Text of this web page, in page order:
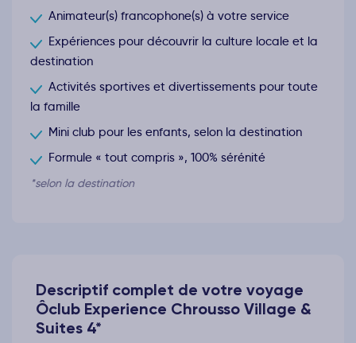
Animateur(s) francophone(s) à votre service
Expériences pour découvrir la culture locale et la
destination
Activités sportives et divertissements pour toute
la famille
Mini club pour les enfants, selon la destination
Formule « tout compris », 100% sérénité
*selon la destination
Descriptif complet de votre voyage
Ôclub Experience Chrousso Village &
Suites 4*